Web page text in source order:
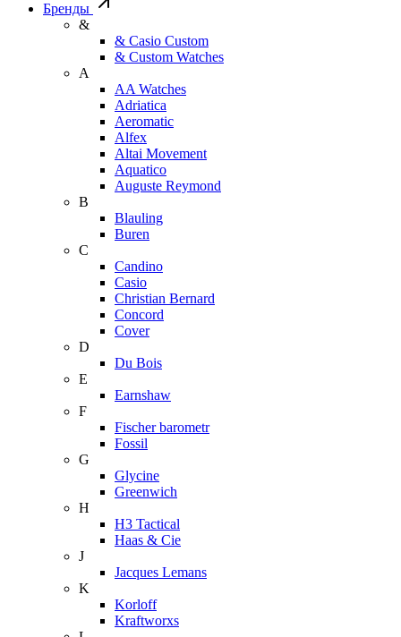
Бренды
&
& Casio Custom
& Custom Watches
A
AA Watches
Adriatica
Aeromatic
Alfex
Altai Movement
Aquatico
Auguste Reymond
B
Blauling
Buren
C
Candino
Casio
Christian Bernard
Concord
Cover
D
Du Bois
E
Earnshaw
F
Fischer barometr
Fossil
G
Glycine
Greenwich
H
H3 Tactical
Haas & Cie
J
Jacques Lemans
K
Korloff
Kraftworxs